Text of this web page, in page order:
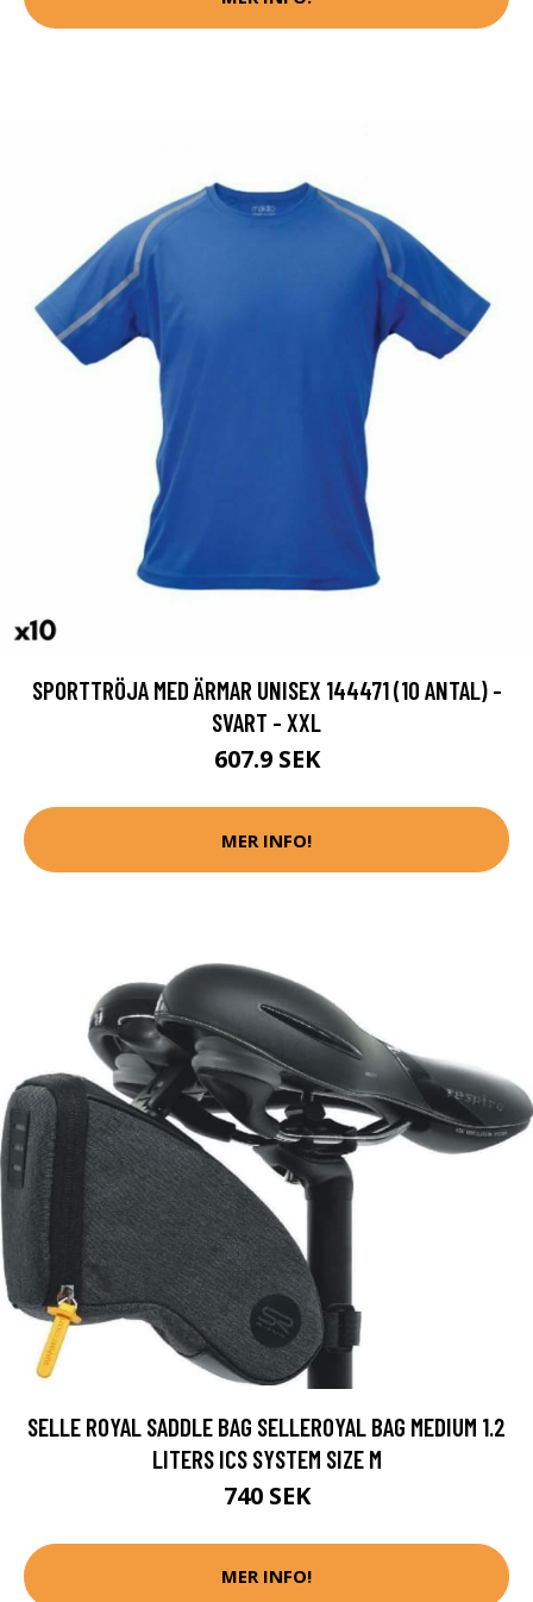
SPORTTRÖJA MED ÄRMAR UNISEX 144471 (10 ANTAL) -
SVART - XXL
607.9 SEK
MER INFO!
SELLE ROYAL SADDLE BAG SELLEROYAL BAG MEDIUM 1.2
LITERS ICS SYSTEM SIZE M
740 SEK
MER INFO!